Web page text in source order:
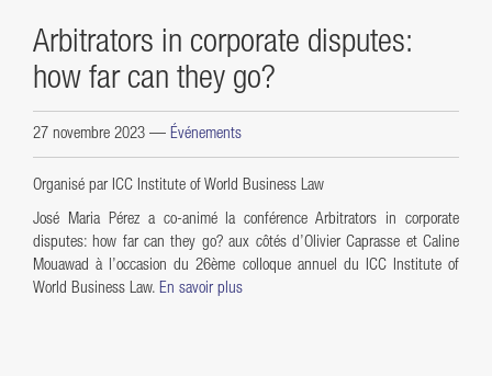
Arbitrators in corporate disputes:
how far can they go?
27 novembre 2023 — Événements
Organisé par ICC Institute of World Business Law
José Maria Pérez a co-animé la conférence Arbitrators in corporate
disputes: how far can they go? aux côtés d’Olivier Caprasse et Caline
Mouawad à l’occasion du 26ème colloque annuel du ICC Institute of
World Business Law. En savoir plus